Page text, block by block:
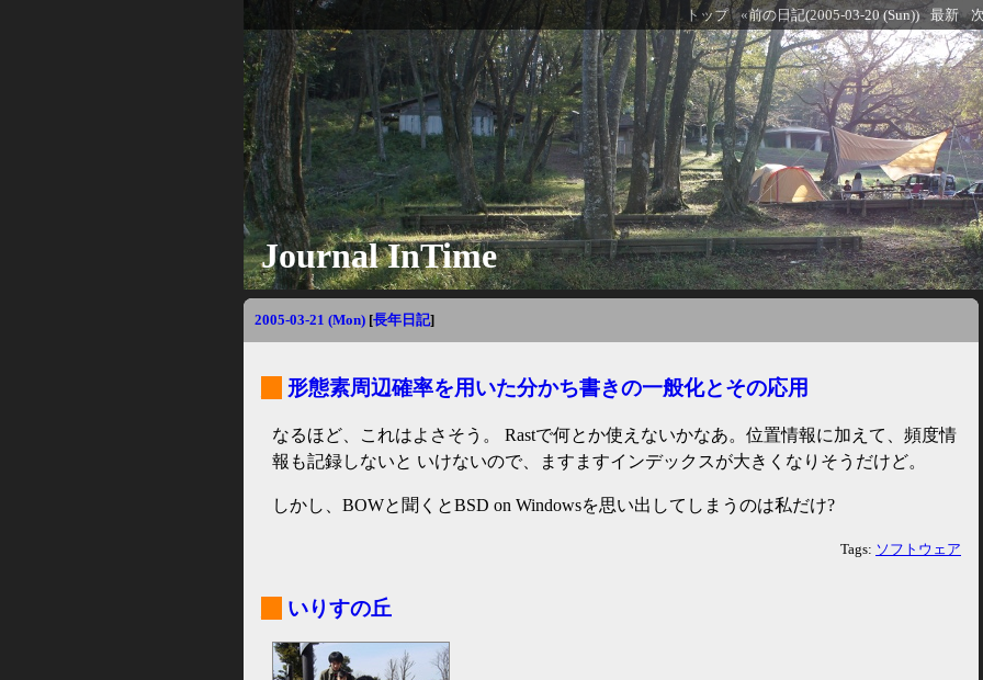
トップ «前の日記(2005-03-20 (Sun)) 最新
Journal InTime
2005-03-21 (Mon) [長年日記]
形態素周辺確率を用いた分かち書きの一般化とその応用
なるほど、これはよさそう。 Rastで何とか使えないかなあ。位置情報に加えて、頻度情
報も記録しないと いけないので、ますますインデックスが大きくなりそうだけど。
しかし、BOWと聞くとBSD on Windowsを思い出してしまうのは私だけ?
Tags: ソフトウェア
いりすの丘